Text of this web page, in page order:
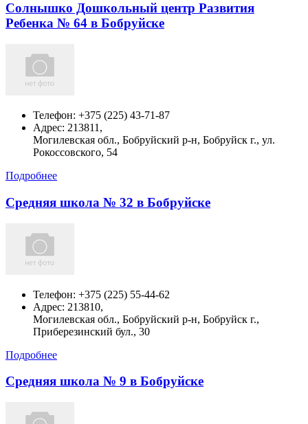
Солнышко Дошкольный центр Развития
Ребенка № 64 в Бобруйске
Телефон: +375 (225) 43-71-87
Адрес: 213811,
Могилевская обл., Бобруйский р-н, Бобруйск г., ул.
Рокоссовского, 54
Подробнее
Средняя школа № 32 в Бобруйске
Телефон: +375 (225) 55-44-62
Адрес: 213810,
Могилевская обл., Бобруйский р-н, Бобруйск г.,
Приберезинский бул., 30
Подробнее
Средняя школа № 9 в Бобруйске